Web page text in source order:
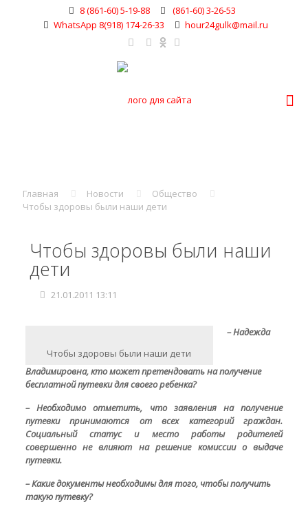
8 (861-60) 5-19-88
(861-60) 3-26-53
WhatsApp 8(918) 174-26-33
hour24gulk@mail.ru
Главная Новости
Общество
Чтобы здоровы были наши дети
Чтобы здоровы были наши
дети
21.01.2011 13:11
Чтобы здоровы были наши дети
– Надежда
Владимировна, кто может претендовать на получение
бесплатной путевки для своего ребенка?
– Необходимо отметить, что заявления на получение
путевки принимаются от всех категорий граждан.
Социальный статус и место работы родителей
совершенно не влияют на решение комиссии о выдаче
путевки.
– Какие документы необходимы для того, чтобы получить
такую путевку?